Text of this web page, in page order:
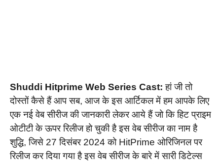
Shuddi Hitprime Web Series Cast: हां जी तो
दोस्तों कैसे हैं आप सब, आज के इस आर्टिकल में हम आपके लिए
एक नई वेब सीरीज की जानकारी लेकर आये हैं जो कि हिट प्राइम
ओटीटी के ऊपर रिलीज हो चुकी है इस वेब सीरीज का नाम है
शुद्धि, जिसे 27 दिसंबर 2024 को HitPrime ओरिजिनल पर
रिलीज कर दिया गया है इस वेब सीरीज के बारे में सारी डिटेल्स